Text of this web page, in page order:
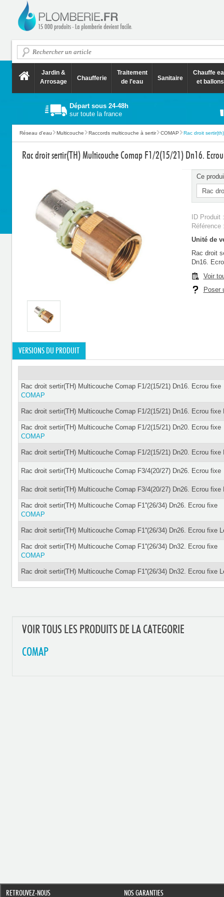
Jardin &
Arrosage
Chaufferie
Traitement
de l'eau
Sanitaire
Chauffe
et ballons
Départ sous 24-48h
sur toute la france
Réseau d'eau Multicouche Raccords multicouche à sertir COMAP Rac droit
Rac droit sertir(TH) Multicouche Comap F1/2(15/21) Dn16.
Ce
ID Produit
Unité de
Rac droit
Dn16.
Voir
Poser
VERSIONS DU PRODUIT
Rac droit sertir(TH) Multicouche Comap F1/2(15/21) Dn16. Ecrou fixe
COMAP
Rac droit sertir(TH) Multicouche Comap F1/2(15/21) Dn16. Ecrou fixe
Rac droit sertir(TH) Multicouche Comap F1/2(15/21) Dn20. Ecrou fixe
COMAP
Rac droit sertir(TH) Multicouche Comap F1/2(15/21) Dn20. Ecrou fixe
Rac droit sertir(TH) Multicouche Comap F3/4(20/27) Dn26. Ecrou fixe
Rac droit sertir(TH) Multicouche Comap F3/4(20/27) Dn26. Ecrou fixe
Rac droit sertir(TH) Multicouche Comap F1''(26/34) Dn26. Ecrou fixe
COMAP
Rac droit sertir(TH) Multicouche Comap F1''(26/34) Dn26. Ecrou fixe
Rac droit sertir(TH) Multicouche Comap F1''(26/34) Dn32. Ecrou fixe
COMAP
Rac droit sertir(TH) Multicouche Comap F1''(26/34) Dn32. Ecrou fixe
VOIR TOUS LES PRODUITS DE LA CATEGORIE
COMAP
RETROUVEZ-NOUS NOS GARANTIES